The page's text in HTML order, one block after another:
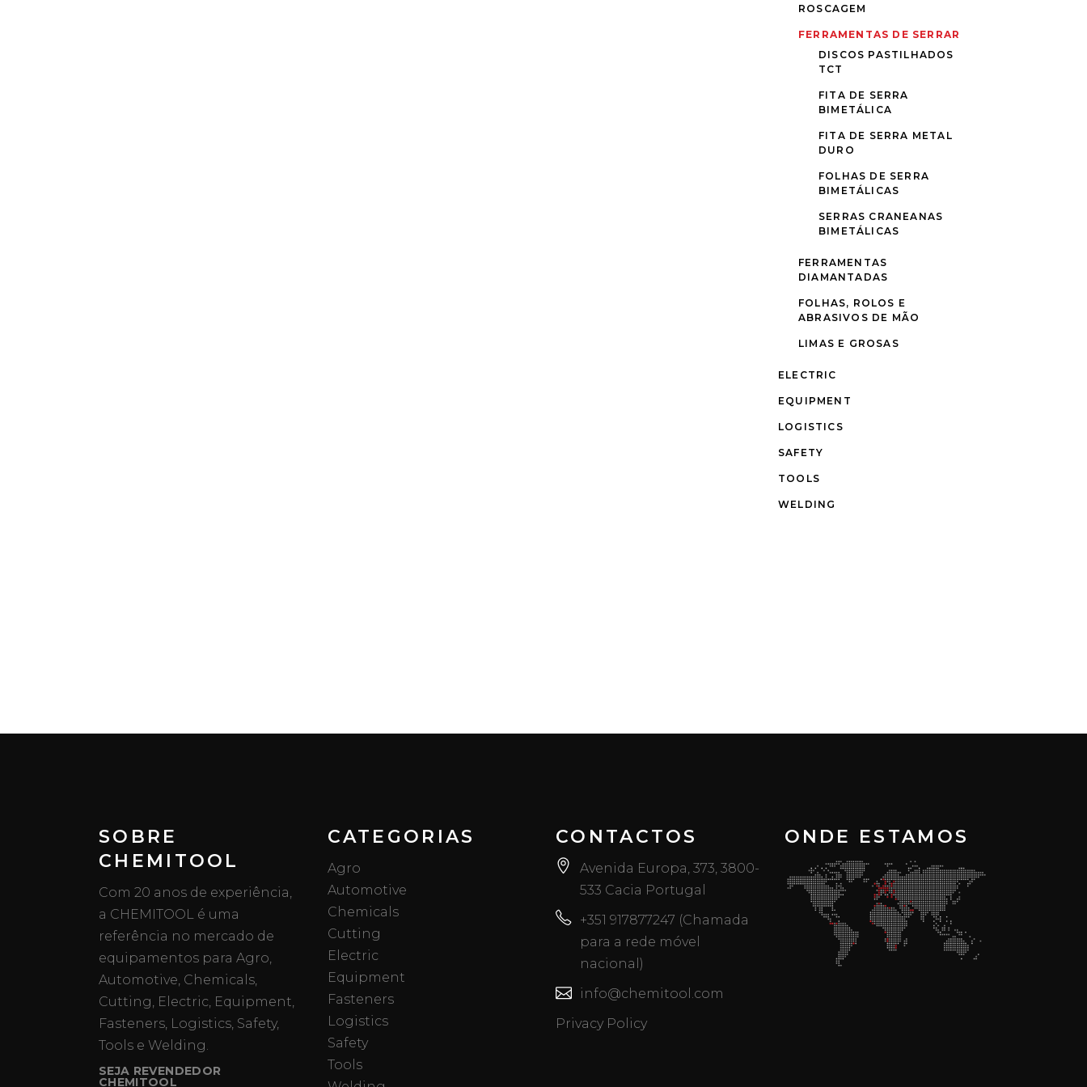
ROSCAGEM
FERRAMENTAS DE SERRAR
DISCOS PASTILHADOS
TCT
FITA DE SERRA
BIMETÁLICA
FITA DE SERRA METAL
DURO
FOLHAS DE SERRA
BIMETÁLICAS
SERRAS CRANEANAS
BIMETÁLICAS
FERRAMENTAS
DIAMANTADAS
FOLHAS, ROLOS E
ABRASIVOS DE MÃO
LIMAS E GROSAS
ELECTRIC
EQUIPMENT
LOGISTICS
SAFETY
TOOLS
WELDING
SOBRE
CHEMITOOL
Com 20 anos de experiência,
a CHEMITOOL é uma
referência no mercado de
equipamentos para Agro,
Automotive, Chemicals,
Cutting, Electric, Equipment,
Fasteners, Logistics, Safety,
Tools e Welding.
SEJA REVENDEDOR
CHEMITOOL
CATEGORIAS
Agro
Automotive
Chemicals
Cutting
Electric
Equipment
Fasteners
Logistics
Safety
Tools
CONTACTOS
Avenida Europa, 373, 3800-
533 Cacia Portugal
+351 917877247 (Chamada
para a rede móvel
nacional)
info@chemitool.com
Privacy Policy
ONDE ESTAMOS